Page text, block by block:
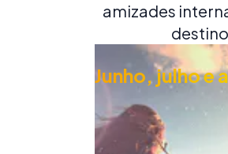
amizades
Junho, julho e